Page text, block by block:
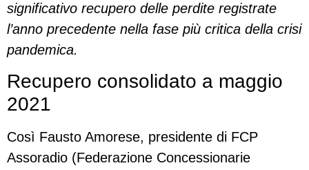
significativo recupero delle perdite registrate
l’anno precedente nella fase più critica della crisi
pandemica.
Recupero consolidato a maggio
2021
Così Fausto Amorese, presidente di FCP
Assoradio (Federazione Concessionarie